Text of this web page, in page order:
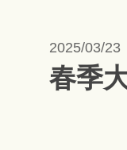
2025/03/23
春季